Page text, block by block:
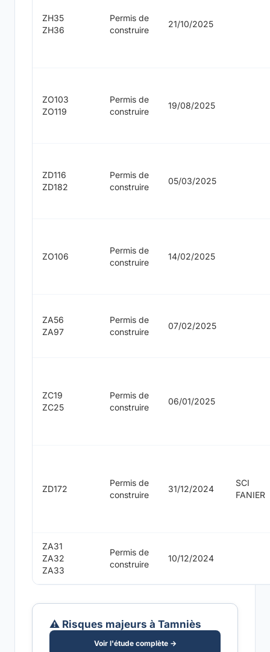
ZH35
ZH36
Permis de
construire
21/10/2025
ZO103
ZO119
Permis de
construire
19/08/2025
ZD116
ZD182
Permis de
construire
05/03/2025
ZO106
Permis de
construire
14/02/2025
ZA56
ZA97
Permis de
construire
07/02/2025
ZC19
ZC25
Permis de
construire
06/01/2025
ZD172
Permis de
construire
31/12/2024
SCI
FANIER
ZA31
ZA32
ZA33
Permis de
construire
10/12/2024
⚠️ Risques majeurs à Tamniès
Voir l'étude complète →